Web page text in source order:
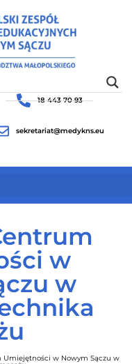
18 443 70 93
sekretariat@medykns.eu
w
w
Umiejętności w Nowym Sączu w